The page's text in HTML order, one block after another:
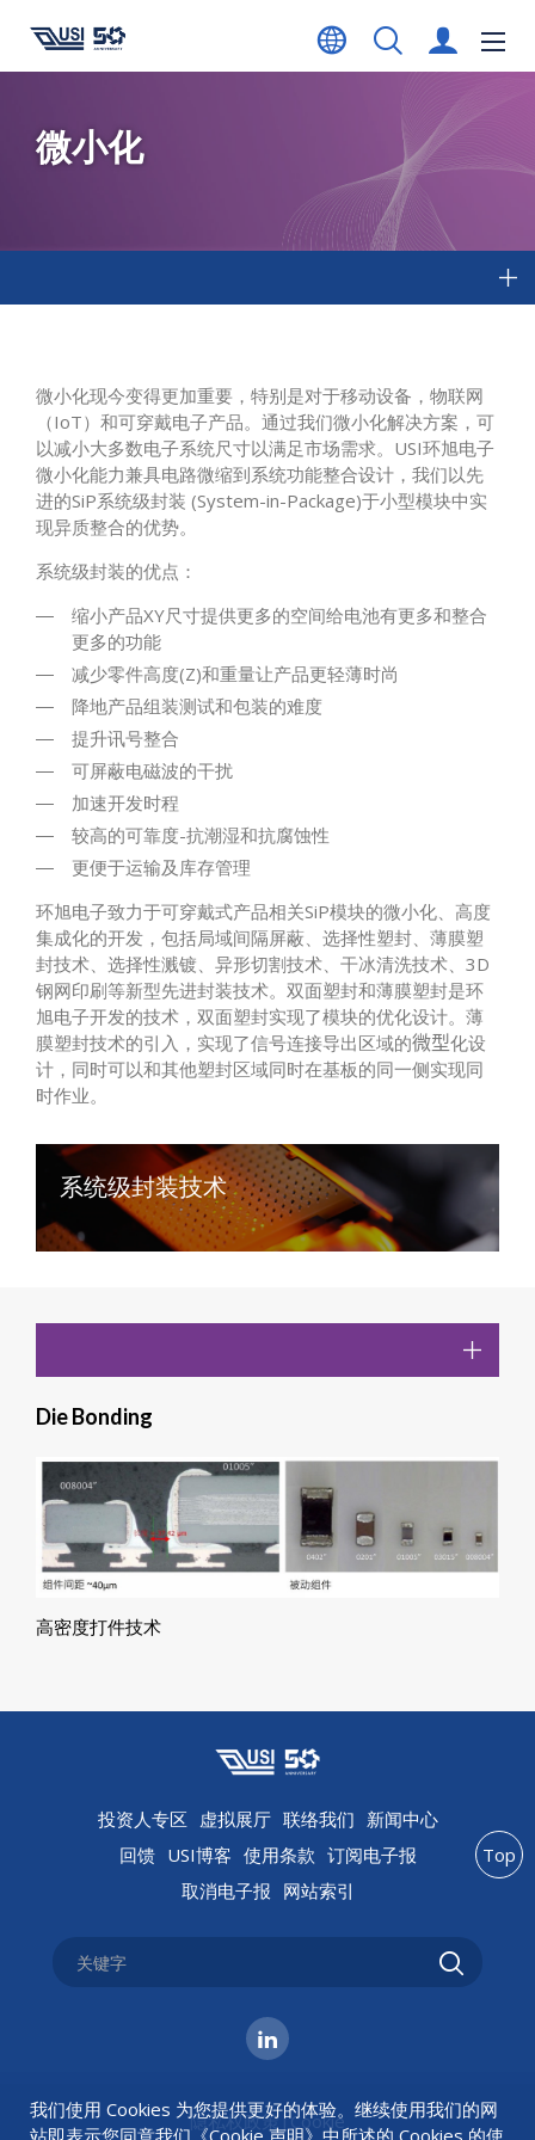
微小化
微小化现今变得更加重要，特别是对于移动设备，物联网
（IoT）和可穿戴电子产品。通过我们微小化解决方案，可
以减小大多数电子系统尺寸以满足市场需求。USI环旭电子
微小化能力兼具电路微缩到系统功能整合设计，我们以先
进的SiP系统级封装 (System-in-Package)于小型模块中实
现异质整合的优势。
系统级封装的优点：
缩小产品XY尺寸提供更多的空间给电池有更多和整合
更多的功能
减少零件高度(Z)和重量让产品更轻薄时尚
降地产品组装测试和包装的难度
提升讯号整合
可屏蔽电磁波的干扰
加速开发时程
较高的可靠度-抗潮湿和抗腐蚀性
更便于运输及库存管理
环旭电子致力于可穿戴式产品相关SiP模块的微小化、高度
集成化的开发，包括局域间隔屏蔽、选择性塑封、薄膜塑
封技术、选择性溅镀、异形切割技术、干冰清洗技术、3D
钢网印刷等新型先进封装技术。双面塑封和薄膜塑封是环
旭电子开发的技术，双面塑封实现了模块的优化设计。薄
膜塑封技术的引入，实现了信号连接导出区域的微型化设
计，同时可以和其他塑封区域同时在基板的同一侧实现同
时作业。
系统级封装技术
Die Bonding
高密度打件技术
投资人专区 虚拟展厅 联络我们 新闻中心
回馈 USI博客 使用条款 订阅电子报
取消电子报 网站索引
隐私权政策 |Cookie
Top
我们使用 Cookies 为您提供更好的体验。继续使用我们的网
站即表示您同意我们《Cookie 声明》中所述的 Cookies 的使